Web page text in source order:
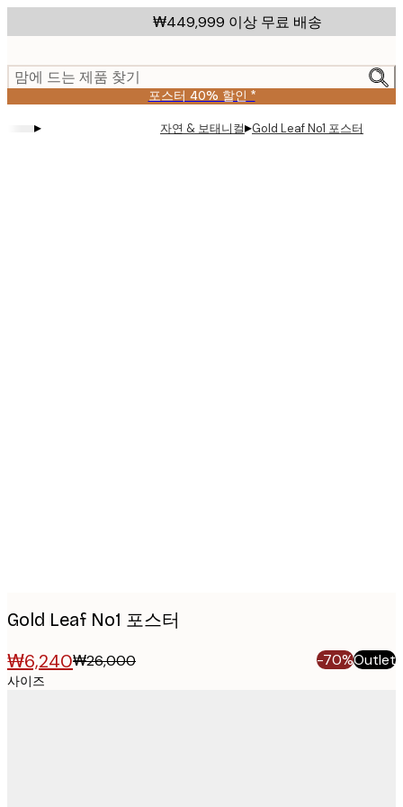
to
content.
₩449,999 이상 무료 배송
맘에 드는 제품 찾기
포스터 40% 할인 *
▸ 자연 & 보태니컬▸Gold Leaf No1 포스터
Gold Leaf No1 포스터
₩6,240₩26,000 -70%Outlet
사이즈